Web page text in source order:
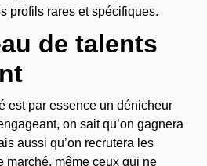
profils rares et spécifiques.
de talents
est par essence un dénicheur
on sait qu’on gagnera
aussi qu’on recrutera les
marché, même ceux qui ne